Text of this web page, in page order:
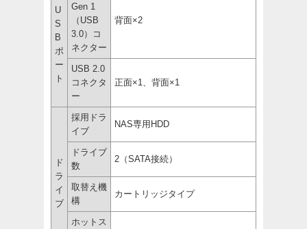
U
S
B
ポ
ー
ト
Gen 1
（USB
3.0）コ
ネクター
背面×2
USB 2.0
コネクタ
ー
正面×1、背面×1
ド
ラ
イ
ブ
採用ドラ
イブ
NAS専用HDD
ドライブ
数
2（SATA接続）
取替え機
構
カートリッジタイプ
ホットス